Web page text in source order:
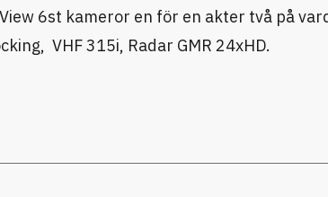
6st kameror en för en akter två på
VHF 315i, Radar GMR 24xHD.